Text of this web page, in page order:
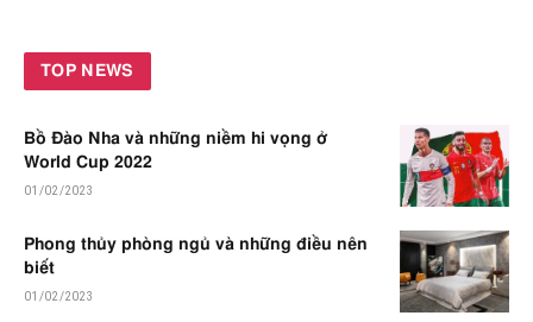
TOP NEWS
Bồ Đào Nha và những niềm hi vọng ở
World Cup 2022
01/02/2023
Phong thủy phòng ngủ và những điều nên
biết
01/02/2023